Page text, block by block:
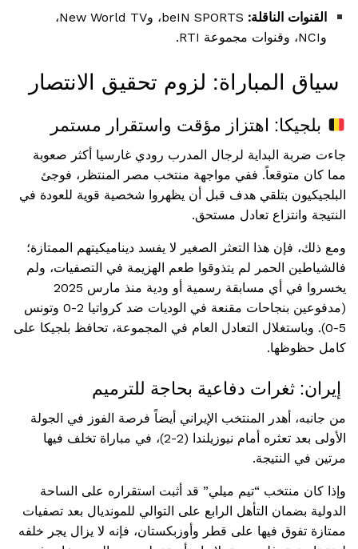
القنوات الناقلة:
beIN SPORTS، وNew World TV،
وNCI، وقنوات مجموعة RTI.
سياق المباراة: لزوم تحقيق الانتصار
بلجيكا: اهتزاز مؤقت واستقرار مستمر
جاءت ضربة البداية لرجال المدرب رودي غارسيا أكثر صعوبة
مما كان متوقعاً. ففي مواجهة منتخب مصر المنتظر، فوجئ
البلجيكيون بتلقي هدف قبل أن يظهروا شخصية قوية للعودة في
النتيجة وانتزاع تعادل مستحق.
ومع ذلك، فإن هذا التعثر الصغير لا يفسد ديناميكيتهم الممتازة؛
فالشياطين الحمر لم يتذوقوا طعم الهزيمة في التصفيات، ولم
يخسروا في أي مسابقة رسمية أو ودية منذ مارس 2025
(مدفوعين بنجاحات مقنعة في الوديات ضد كرواتيا 2-0 وتونس
5-0). وباستغلال التعادل العام في المجموعة، تحافظ بلجيكا على
كامل حظوظها.
إيران: ثغرات دفاعية بحاجة للترميم
من جانبه، أهدر المنتخب الإيراني أيضاً فرصة الفوز في الجولة
الأولى بعد تعثره أمام نيوزيلندا (2-2)، في مباراة تخلف فيها
مرتين في النتيجة.
وإذا كان منتخب “تيم ميلي” قد أثبت استقراره على الساحة
الدولية بضمان التأهل الرابع على التوالي للمونديال بعد تصفيات
ممتازة تفوق فيها على قطر وأوزبكستان، فإنه لا يزال يجر خلفه